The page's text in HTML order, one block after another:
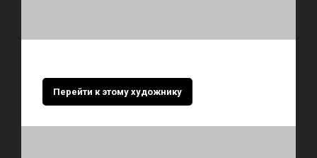
Перейти к этому художнику